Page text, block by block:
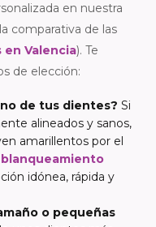
en nuestra
comparativa de las
en Valencia). Te
de elección:
de tus dientes? Si
alineados y sanos,
amarillentos por el
blanqueamiento
idónea, rápida y
o pequeñas